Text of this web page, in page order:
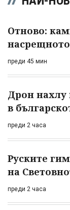
Отново:
преди 45 мин
Дрон нахлу
в
преди 2 часа
Руските
на
преди 2 часа